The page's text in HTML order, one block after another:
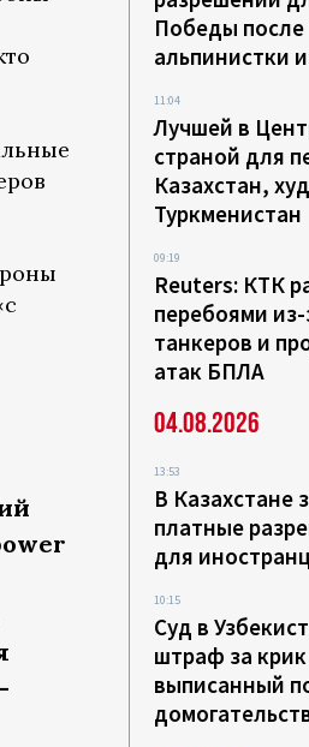
Победы после
альпинистки
11:04
Лучшей в
страной для
Казахстан,
Туркменистан
09:19
Reuters: КТК
перебоями
танкеров и
атак БПЛА
04.08.2026
13:53
В Казахстане
платные
для
10:15
Суд в
штраф за
выписанный